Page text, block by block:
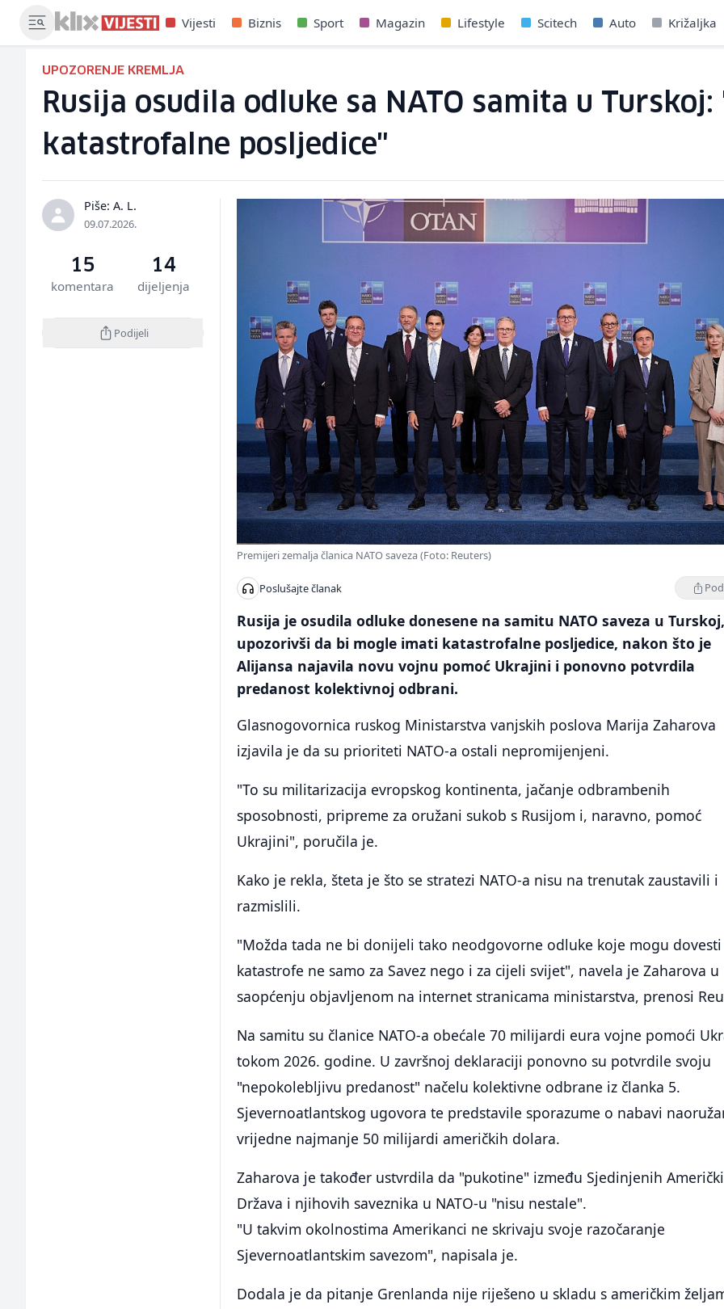
Vijesti Biznis Sport Magazin Lifestyle Scitech Auto Križaljka
UPOZORENJE KREMLJA
Rusija osudila odluke sa NATO samita u
katastrofalne posljedice"
Piše: A. L.
09.07.2026.
15
komentara
14
dijeljenja
Podijeli
Premijeri zemalja članica NATO saveza (Foto: Reuters)
Poslušajte članak
Rusija je osudila odluke donesene na samitu NATO saveza u Turskoj,
upozorivši da bi mogle imati katastrofalne posljedice, nakon što je
Alijansa najavila novu vojnu pomoć Ukrajini i ponovno potvrdila
predanost kolektivnoj odbrani.
Glasnogovornica ruskog Ministarstva vanjskih poslova Marija Zaharova
izjavila je da su prioriteti NATO-a ostali nepromijenjeni.
"To su militarizacija evropskog kontinenta, jačanje odbrambenih
sposobnosti, pripreme za oružani sukob s Rusijom i, naravno, pomoć
Ukrajini", poručila je.
Kako je rekla, šteta je što se stratezi NATO-a nisu na trenutak zaustavili i
razmislili.
"Možda tada ne bi donijeli tako neodgovorne odluke koje mogu
katastrofe ne samo za Savez nego i za cijeli svijet", navela je Zaharova u
saopćenju objavljenom na internet stranicama ministarstva, prenosi
Na samitu su članice NATO-a obećale 70 milijardi eura vojne pomoći
tokom 2026. godine. U završnoj deklaraciji ponovno su potvrdile svoju
"nepokolebljivu predanost" načelu kolektivne odbrane iz članka 5.
Sjevernoatlantskog ugovora te predstavile sporazume o nabavi
vrijedne najmanje 50 milijardi američkih dolara.
Zaharova je također ustvrdila da "pukotine" između Sjedinjenih
Država i njihovih saveznika u NATO-u "nisu nestale".
"U takvim okolnostima Amerikanci ne skrivaju svoje razočaranje
Sjevernoatlantskim savezom", napisala je.
Dodala je da pitanje Grenlanda nije riješeno u skladu s američkim